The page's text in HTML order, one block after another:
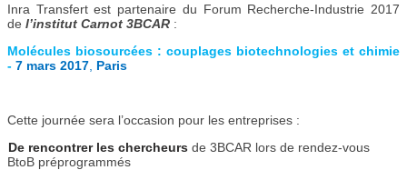
Inra Transfert est partenaire du Forum Recherche-Industrie 2017
de l’institut Carnot 3BCAR :
Molécules biosourcées : couplages biotechnologies et chimie
- 7 mars 2017 Paris
Cette journée sera l’occasion pour les entreprises :
De rencontrer les chercheurs de 3BCAR lors de rendez-vous
BtoB préprogrammés